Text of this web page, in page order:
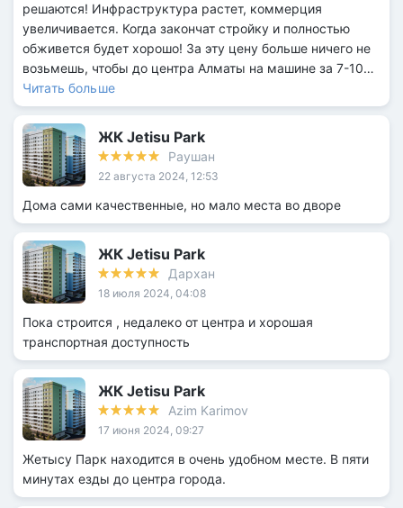
решаются! Инфраструктура растет, коммерция
увеличивается. Когда закончат стройку и полностью
обживется будет хорошо! За эту цену больше ничего не
возьмешь, чтобы до центра Алматы на машине за 7-10
мин можно было доехать. А проблемы они везде в
новостройках одни и те же, если только не всем
известные застройщики)
Читать больше
ЖК Jetisu Park
Раушан
22 августа 2024, 12:53
Дома сами качественные, но мало места во дворе
ЖК Jetisu Park
Дархан
18 июля 2024, 04:08
Пока строится , недалеко от центра и хорошая
транспортная доступность
ЖК Jetisu Park
Azim Karimov
17 июня 2024, 09:27
Жетысу Парк находится в очень удобном месте. В пяти
минутах езды до центра города.